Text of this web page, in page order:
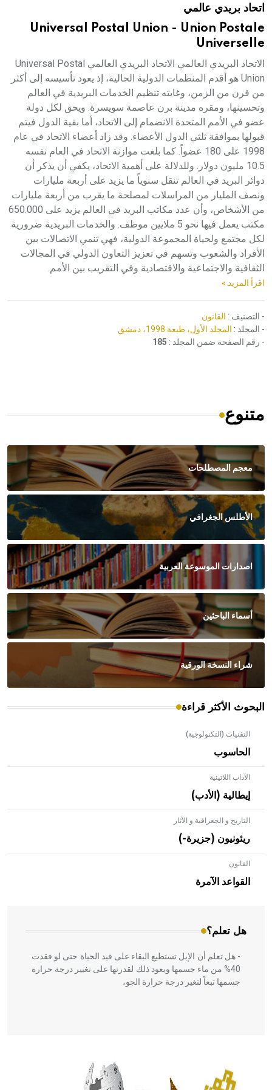
هيئة الموسوعة العربية تطلق موسوعات جديدة في عام 2026اتحاد بريدي عالمي
Universal Postal Union - Union Postale
Universelle
الاتحاد البريدي العالمي الاتحاد البريدي العالمي Universal Postal
Union هو أقدم المنظمات الدولية الحالية، إذ يعود تأسيسه إلى أكثر
من قرن من الزمن، وغايته تنظيم الخدمات البريدية في العالم
وتحسينها، ومقره مدينة برن عاصمة سويسرة. ويحق لكل دولة
عضو في الأمم المتحدة الانضمام إلى الاتحاد، أما بقية الدول فيتم
قبولها بموافقة ثلثي الدول الأعضاء. وقد زاد أعضاء الاتحاد في عام
1998 على 180 عضواً. كما بلغت موازنة الاتحاد في العام نفسه
10.5 مليون دولار. وللدلالة على أهمية الاتحاد، يكفي أن يذكر أن
دوائر البريد في العالم تنقل سنوياً ما يزيد على أربعة مليارات
ونصف المليار من المراسلات لمصلحة ما يقرب من أربعة مليارات
من الأشخاص، وأن عدد مكاتب البريد في العالم يزيد على 650.000
مكتب يعمل فيها نحو 5 ملايين موظف. والخدمات البريدية ضرورية
لكل مجتمع ولحياة المجموعة الدولية، فهي تنمي الاتصالات بين
الأفراد والشعوب وتسهم في تعزيز التعاون الدولي في المجالات
الثقافية والاجتماعية والاقتصادية وفي التقريب بين الأمم.
اقرأ المزيد »
- التصنيف : القانون
- المجلد : المجلد الأول، طبعة 1998، دمشق
- رقم الصفحة ضمن المجلد : 185
متنوع
معجم المصطلحات
الأطلس الجغرافي
اصدارات الموسوعة العربية
أسماء الباحثين
شراء النسخة الورقية
البحوث الأكثر قراءة
التقنيات (التكنولوجية)
الحاسوب
الآداب اللاتينية
إيطالية (الأدب)
التاريخ و الجغرافية و الآثار
ريئونيون (جزيرة-)
القانون
القواعد الآمرة
هل تعلم؟
- هل تعلم أن الأبلق نوع من الفنون الهندسية التي ارتبطت
بالعمارة الإسلامية في بلاد الشام ومصر خاصة، حيث يحرص
المعمار على بناء مداميكه وخاصة في الواجهات
- هل تعلم أن الإبل تستطيع البقاء على قيد الحياة حتى لو فقدت
40% من ماء جسمها ويعود ذلك لقدرتها على تغيير درجة حرارة
جسمها تبعاً لتغير درجة حرارة الجو،
الحكم، الأدلة، تنظيم التغذية، ورسالته في جروح الرأس. ويعود
له الفضل بأنه حرر الطب من الدين والفلسفة.